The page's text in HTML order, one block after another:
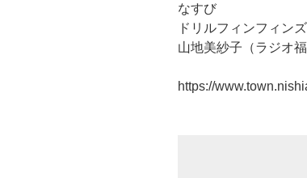
なすび
ドリルフィンフィンズ
山地美紗子（ラジオ
https://